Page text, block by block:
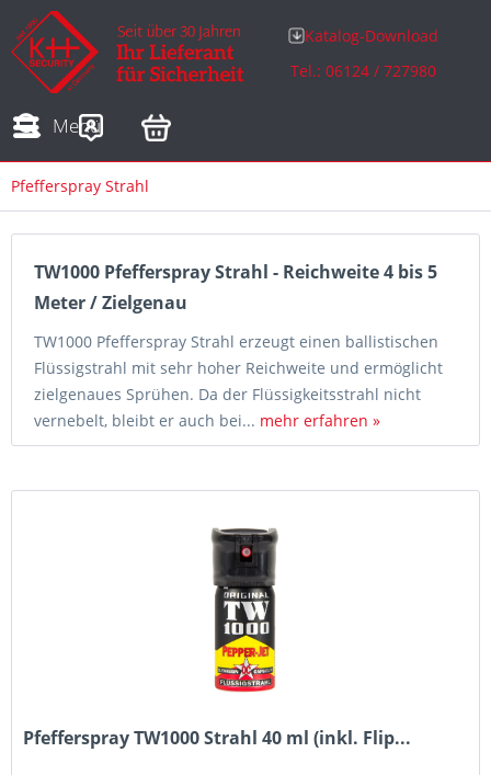
Katalog-Download
Tel.: 06124 / 727980
Menü
Adressen
Pfefferspray Strahl
TW1000 Pfefferspray Strahl - Reichweite 4 bis 5
Meter / Zielgenau
TW1000 Pfefferspray Strahl erzeugt einen ballistischen
Flüssigstrahl mit sehr hoher Reichweite und ermöglicht
zielgenaues Sprühen. Da der Flüssigkeitsstrahl nicht
vernebelt, bleibt er auch bei... mehr erfahren »
Pfefferspray TW1000 Strahl 40 ml (inkl. Flip...